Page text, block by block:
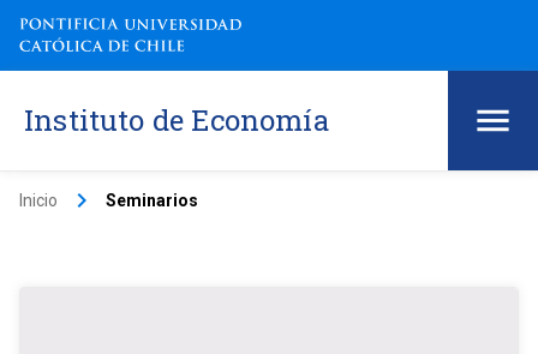
Instituto de Economía
Inicio keyboard_arrow_right Seminarios